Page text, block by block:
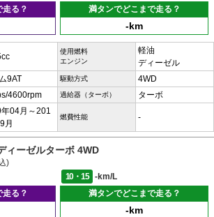
る？
満タンでどこまで走る？
-km
使用燃料
エンジン
軽油
ディーゼル
9AT 駆動方式 4WD
4600rpm 過給器（ターボ） ターボ
04月～201
月
燃費性能 -
ィーゼルターボ 4WD
)
10・15
-km/L
る？
満タンでどこまで走る？
-km